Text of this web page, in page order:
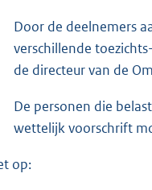
Door de deelnemers
verschillende
de directeur van de
De personen die
wettelijk voorschrift
op: